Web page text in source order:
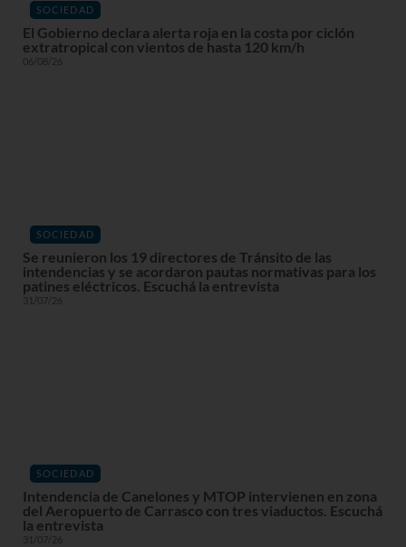
SOCIEDAD
El Gobierno declara alerta roja en la costa por ciclón
extratropical con vientos de hasta 120 km/h
06/08/26
SOCIEDAD
Se reunieron los 19 directores de Tránsito de las
intendencias y se acordaron pautas normativas para los
patines eléctricos. Escuchá la entrevista
31/07/26
SOCIEDAD
Intendencia de Canelones y MTOP intervienen en zona
del Aeropuerto de Carrasco con tres viaductos. Escuchá
la entrevista
31/07/26